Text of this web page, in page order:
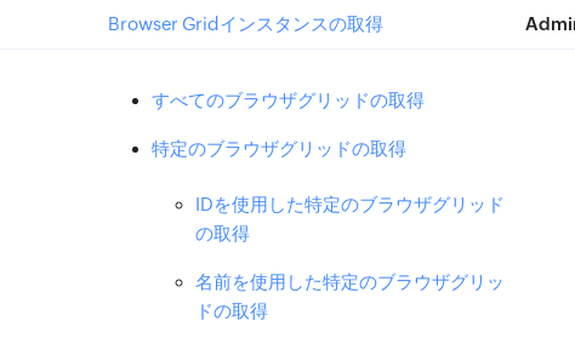
Browser Gridインスタンスの取得
すべてのブラウザグリッドの取得
特定のブラウザグリッドの取得
IDを使用した特定のブラウザグリッド
の取得
名前を使用した特定のブラウザグリッ
ドの取得